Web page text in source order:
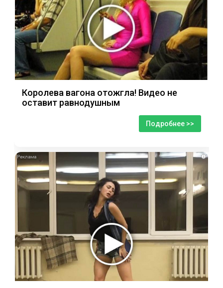
Королева вагона отожгла! Видео не
оставит равнодушным
Подробнее >>
i